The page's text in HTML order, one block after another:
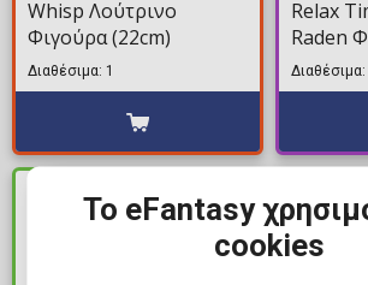
Whisp Λούτρινο
Φιγούρα (22cm)
Διαθέσιμα: 1
Relax
Raden
ΔΙΑΘΕΣΙΜΟ
Το eFantasy
cookies